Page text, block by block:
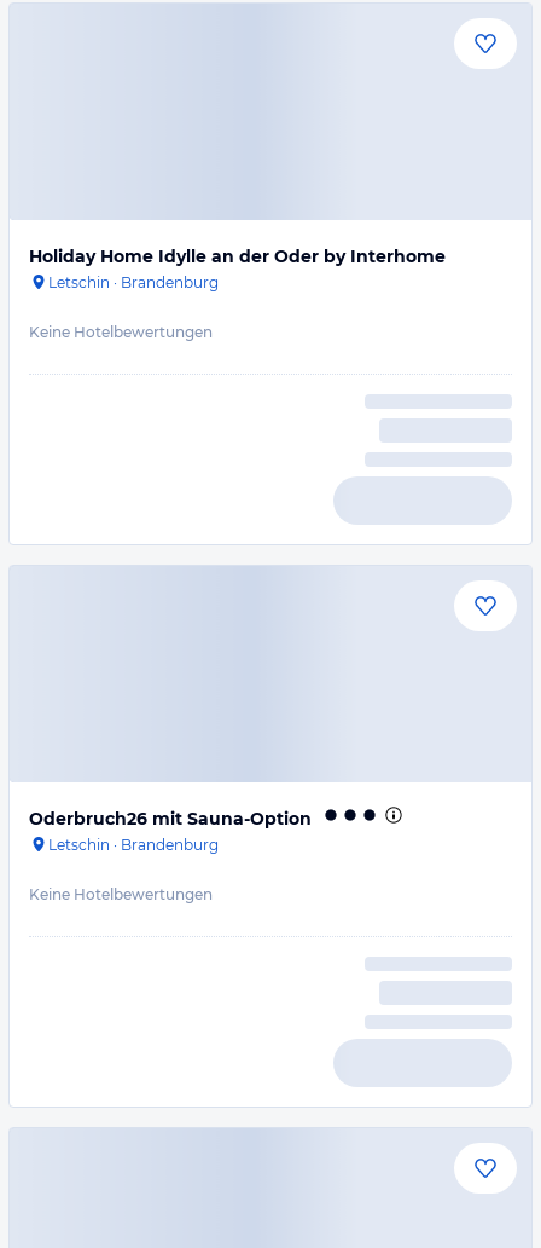
Holiday Home Idylle an der Oder by Interhome
Letschin · Brandenburg
Keine Hotelbewertungen
Oderbruch26 mit Sauna-Option
Letschin · Brandenburg
Keine Hotelbewertungen